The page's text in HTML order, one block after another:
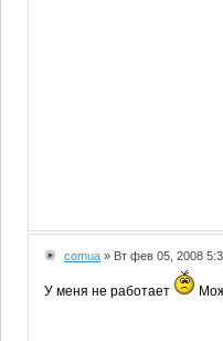
comua » Вт фев 05, 2008
У меня не работает